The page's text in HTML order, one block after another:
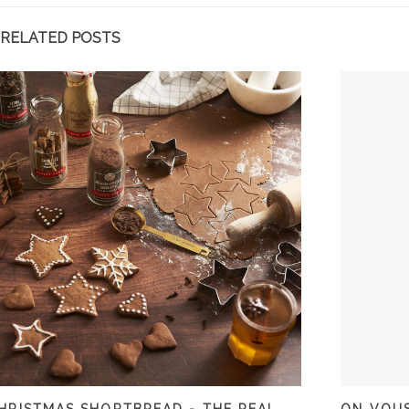
RELATED POSTS